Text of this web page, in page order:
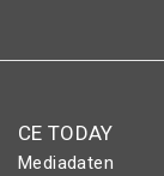
CE TODAY
Mediadaten